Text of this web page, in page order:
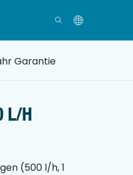
Garantie
L/h
(500 l/h, 1